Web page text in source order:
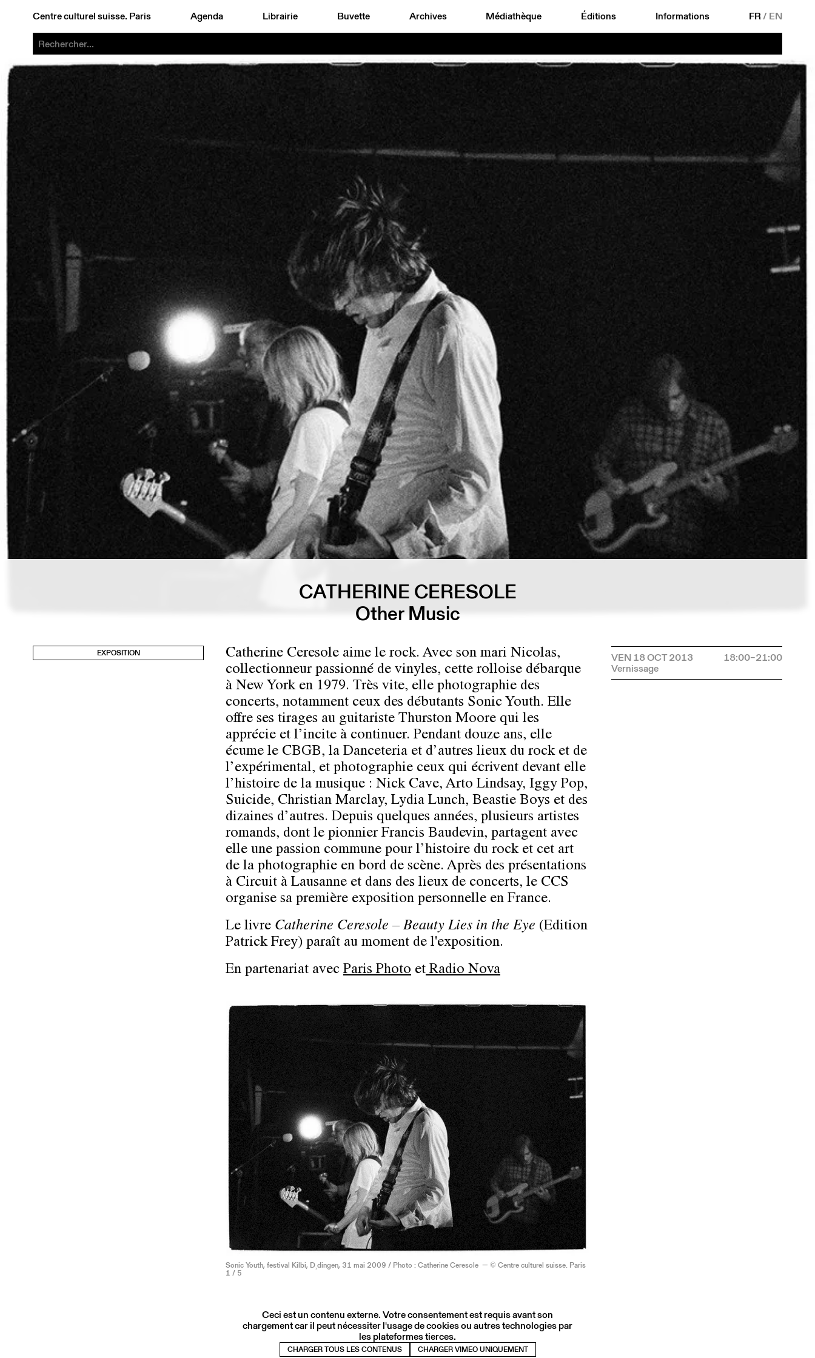
Centre culturel suisse. Paris Agenda Librairie Buvette Archives Médiathèque Éditions Informations FR/ EN
CATHERINE CERESOLE
Other Music
EXPOSITION
Catherine Ceresole aime le rock. Avec son mari Nicolas,
collectionneur passionné de vinyles, cette rolloise débarque
à New York en 1979. Très vite, elle photographie des
concerts, notamment ceux des débutants Sonic Youth. Elle
offre ses tirages au guitariste Thurston Moore qui les
apprécie et l’incite à continuer. Pendant douze ans, elle
écume le CBGB, la Danceteria et d’autres lieux du rock et de
l’expérimental, et photographie ceux qui écrivent devant elle
l’histoire de la musique : Nick Cave, Arto Lindsay, Iggy Pop,
Suicide, Christian Marclay, Lydia Lunch, Beastie Boys et des
dizaines d’autres. Depuis quelques années, plusieurs artistes
romands, dont le pionnier Francis Baudevin, partagent avec
elle une passion commune pour l’histoire du rock et cet art
de la photographie en bord de scène. Après des présentations
à Circuit à Lausanne et dans des lieux de concerts, le CCS
organise sa première exposition personnelle en France.
Le livre Catherine Ceresole – Beauty Lies in the Eye (Edition
Patrick Frey) paraît au moment de l'exposition.
En partenariat avec Paris Photo etRadio Nova
Sonic Youth, festival Kilbi, D¸dingen, 31 mai 2009 / Photo : Catherine Ceresole — © Centre culturel suisse. Paris
1 / 5
Ceci est un contenu externe. Votre consentement est requis avant son
chargement car il peut nécessiter l'usage de cookies ou autres technologies par
les plateformes tierces.
CHARGER TOUS LES CONTENUS CHARGER VIMEO UNIQUEMENT
VEN 18 OCT 2013 18:00–21:00